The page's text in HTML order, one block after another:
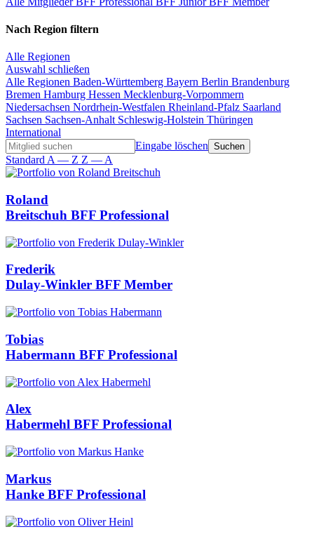
Nach Region filtern
Alle Regionen
Auswahl schließen
Alle Regionen Baden-Württemberg Bayern Berlin Brandenburg
Bremen Hamburg Hessen Mecklenburg-Vorpommern
Niedersachsen Nordrhein-Westfalen Rheinland-Pfalz Saarland
Sachsen Sachsen-Anhalt Schleswig-Holstein Thüringen
International
Eingabe löschen
Standard A — Z Z — A
Roland
Breitschuh BFF Professional
Frederik
Dulay-Winkler BFF Member
Tobias
Habermann BFF Professional
Alex
Habermehl BFF Professional
Markus
Hanke BFF Professional